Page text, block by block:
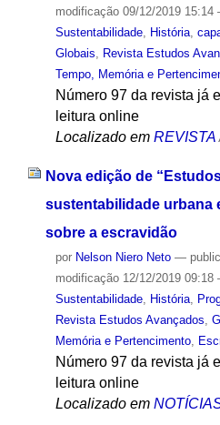
modificação09/12/2019 15:14
Sustentabilidade, História,
Globais, Revista Estudos
Tempo, Memória e
Número 97 da revista já
leitura online
Localizado em REVISTA
Nova edição de
sustentabilidade urbana
sobre a escravidão
por Nelson Niero Neto —
modificação12/12/2019 09:18
Sustentabilidade, História,
Revista Estudos Avançados,
Memória e Pertencimento,
Número 97 da revista já
leitura online
Localizado em